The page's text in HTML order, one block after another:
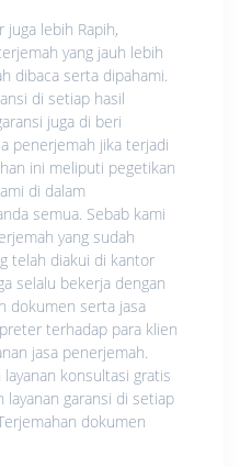
juga lebih Rapih,
yang jauh lebih
dibaca serta dipahami.
di setiap hasil
juga di beri
penerjemah jika terjadi
ini meliputi pegetikan
di dalam
semua. Sebab kami
yang sudah
telah diakui di kantor
selalu bekerja dengan
dokumen serta jasa
terhadap para klien
jasa penerjemah.
konsultasi gratis
garansi di setiap
dokumen